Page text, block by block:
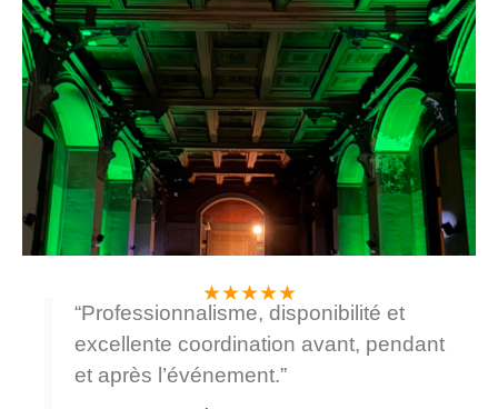
★★★★★
“Professionnalisme, disponibilité et
excellente coordination avant, pendant
et après l’événement.”